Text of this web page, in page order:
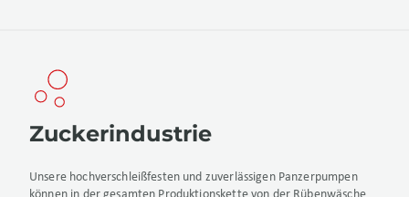
Zuckerindustrie
Unsere hochverschleißfesten und zuverlässigen Panzerpumpen